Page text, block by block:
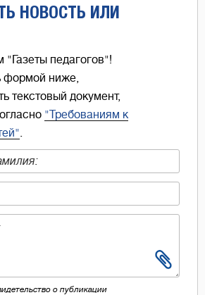
НОВОСТЬ ИЛИ
"Газеты педагогов"!
формой ниже,
текстовый документ,
"Требованиям к
о публикации